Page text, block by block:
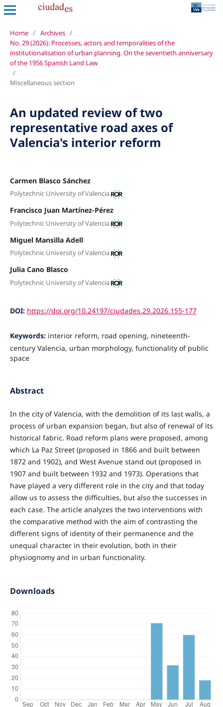
Home / Archives /
No. 29 (2026): Processes, actors and temporalities of the
institutionalisation of urban planning. On the seventieth anniversary
of the 1956 Spanish Land Law
/
Miscellaneous section
An updated review of two
representative road axes of
Valencia's interior reform
Carmen Blasco Sánchez
Polytechnic University of Valencia
Francisco Juan Martínez-Pérez
Polytechnic University of Valencia
Miguel Mansilla Adell
Polytechnic University of Valencia
Julia Cano Blasco
Polytechnic University of Valencia
DOI: https://doi.org/10.24197/ciudades.29.2026.155-177
Keywords: interior reform, road opening, nineteenth-
century Valencia, urban morphology, functionality of public
space
Abstract
In the city of Valencia, with the demolition of its last walls, a
process of urban expansion began, but also of renewal of its
historical fabric. Road reform plans were proposed, among
which La Paz Street (proposed in 1866 and built between
1872 and 1902), and West Avenue stand out (proposed in
1907 and built between 1932 and 1973). Operations that
have played a very different role in the city and that today
allow us to assess the difficulties, but also the successes in
each case. The article analyzes the two interventions with
the comparative method with the aim of contrasting the
different signs of identity of their permanence and the
unequal character in their evolution, both in their
physiognomy and in urban functionality.
Downloads